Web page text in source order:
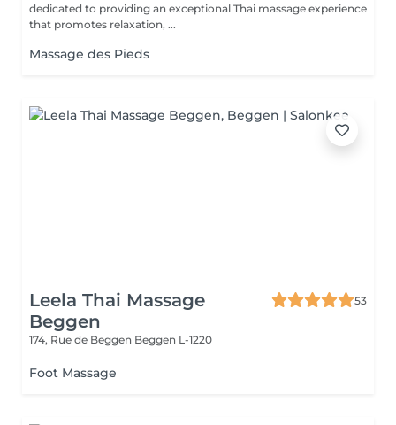
dedicated to providing an exceptional Thai massage experience
that promotes relaxation, ...
Massage des Pieds
Leela Thai Massage
Beggen
53
174, Rue de Beggen Beggen L-1220
Foot Massage